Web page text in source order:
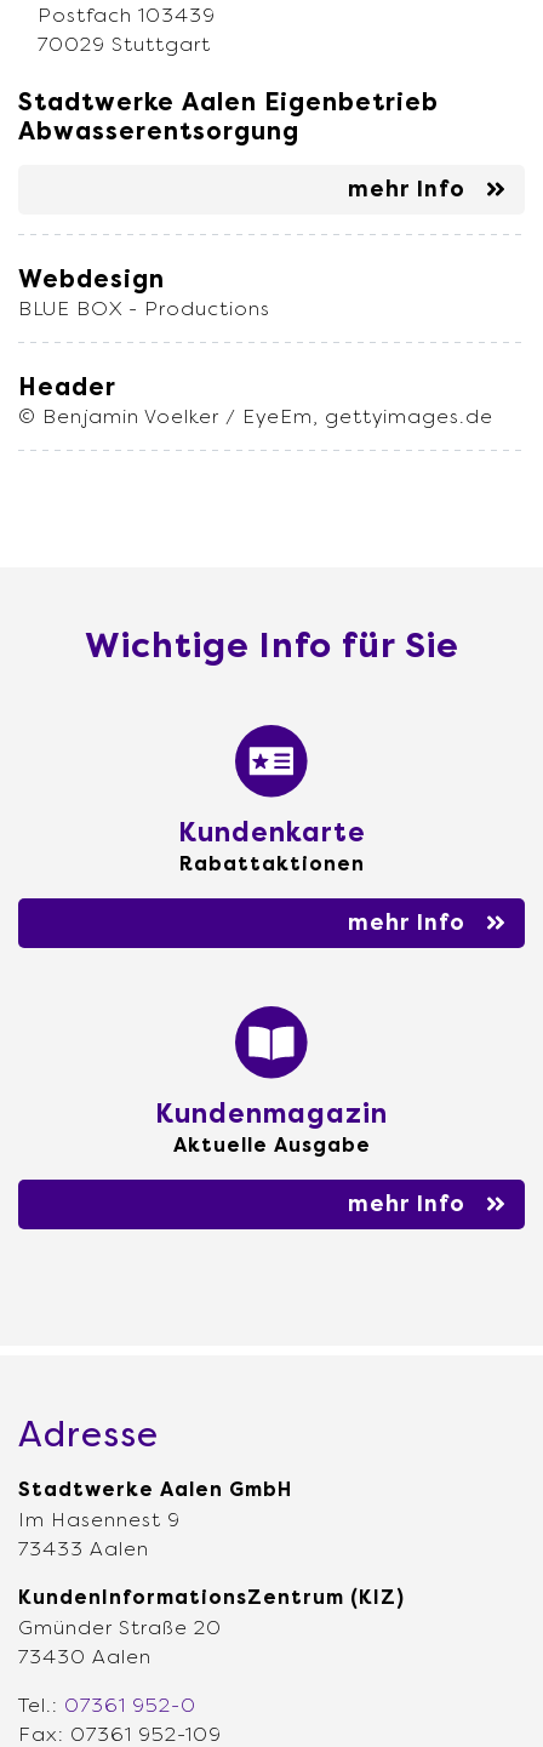
Postfach 103439
70029 Stuttgart
Stadtwerke Aalen Eigenbetrieb
Abwasserentsorgung
mehr Info
Webdesign
BLUE BOX - Productions
Header
© Benjamin Voelker / EyeEm, gettyimages.de
Wichtige Info für Sie
Kundenkarte
Rabattaktionen
mehr Info
Kundenmagazin
Aktuelle Ausgabe
mehr Info
Adresse
Stadtwerke Aalen GmbH
Im Hasennest 9
73433 Aalen
KundenInformationsZentrum (KIZ)
Gmünder Straße 20
73430 Aalen
Tel.: 07361 952-0
Fax: 07361 952-109